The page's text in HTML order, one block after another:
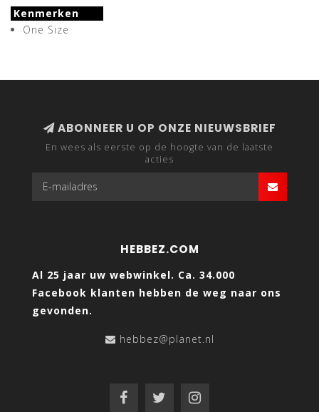
Kenmerken
One Size
ABONNEER U OP ONZE NIEUWSBRIEF
En wees als eerste op de hoogte van de laatste
acties
HEBBEZ.COM
Al 25 jaar uw webwinkel. Ca. 34.000
Facebook klanten hebben de weg naar ons
gevonden.
hebbez@planet.nl